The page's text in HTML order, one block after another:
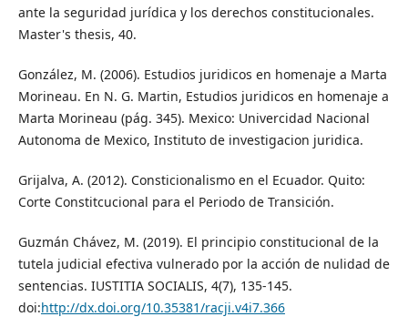
ante la seguridad jurídica y los derechos constitucionales.
Master's thesis, 40.
González, M. (2006). Estudios juridicos en homenaje a Marta
Morineau. En N. G. Martin, Estudios juridicos en homenaje a
Marta Morineau (pág. 345). Mexico: Univercidad Nacional
Autonoma de Mexico, Instituto de investigacion juridica.
Grijalva, A. (2012). Consticionalismo en el Ecuador. Quito:
Corte Constitcucional para el Periodo de Transición.
Guzmán Chávez, M. (2019). El principio constitucional de la
tutela judicial efectiva vulnerado por la acción de nulidad de
sentencias. IUSTITIA SOCIALIS, 4(7), 135-145.
doi:http://dx.doi.org/10.35381/racji.v4i7.366